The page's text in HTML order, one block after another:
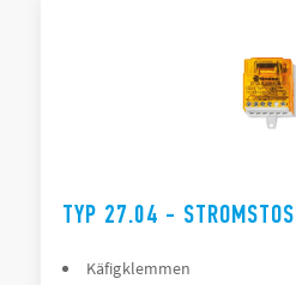
TYP 27.04 -
Käfigklemmen